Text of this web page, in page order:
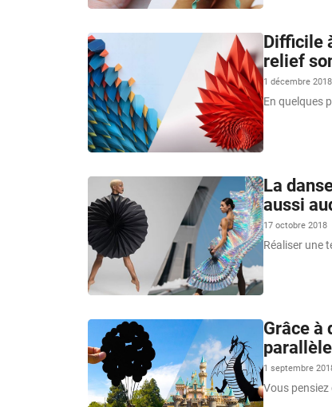
Difficile
relief
1 décembre 2018
En quelques
La
aussi
17 octobre 2018
Réaliser une
Grâce à
1 septembre
Vous pensiez